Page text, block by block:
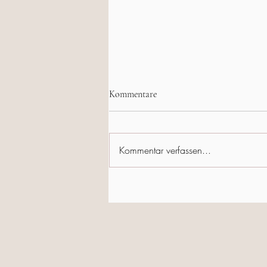
Kommentare
Kommentar verfassen...